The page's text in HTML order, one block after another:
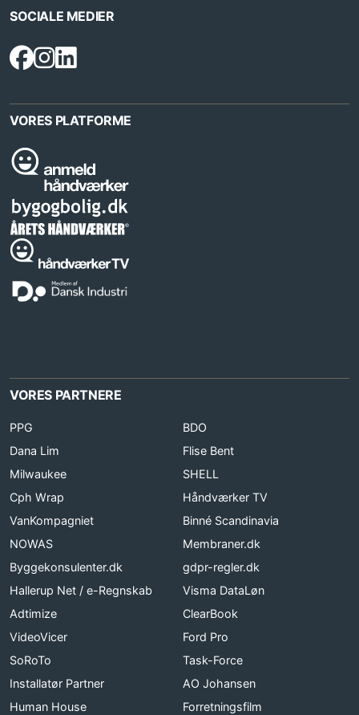
SOCIALE MEDIER
VORES PLATFORME
VORES PARTNERE
PPG
BDO
Dana Lim
Flise Bent
Milwaukee
SHELL
Cph Wrap
Håndværker TV
VanKompagniet
Binné Scandinavia
NOWAS
Membraner.dk
Byggekonsulenter.dk
gdpr-regler.dk
Hallerup Net / e-Regnskab
Visma DataLøn
Adtimize
ClearBook
VideoVicer
Ford Pro
SoRoTo
Task-Force
Installatør Partner
AO Johansen
Human House
Forretningsfilm